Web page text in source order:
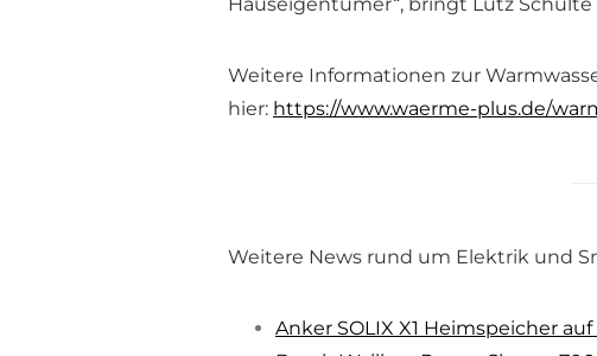
Weitere Informationen zur
hier: https://www.waerme-plus.de/
Weitere News rund um Elektrik und
Anker SOLIX X1 Heimspeicher